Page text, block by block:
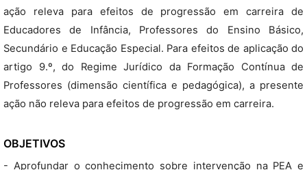
ação releva para efeitos de progressão em carreira de
Educadores de Infância, Professores do Ensino Básico,
Secundário e Educação Especial. Para efeitos de aplicação do
artigo 9.º, do Regime Jurídico da Formação Contínua de
Professores (dimensão científica e pedagógica), a presente
ação não releva para efeitos de progressão em carreira.
OBJETIVOS
- Aprofundar o conhecimento sobre intervenção na PEA e